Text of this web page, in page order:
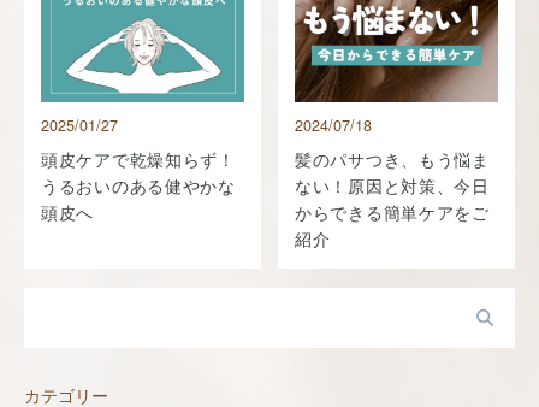
2025/01/27
頭皮ケアで乾燥知らず！
うるおいのある健やかな
頭皮へ
2024/07/18
髪のパサつき、もう悩ま
ない！原因と対策、今日
からできる簡単ケアをご
紹介
カテゴリー